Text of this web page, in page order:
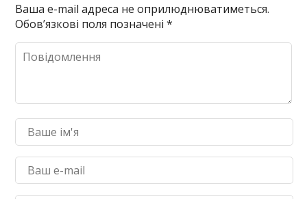
Ваша e-mail адреса не оприлюднюватиметься.
Обов’язкові поля позначені*